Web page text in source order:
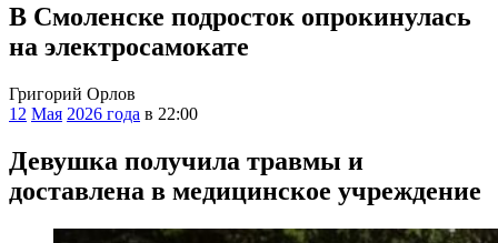
В Смоленске подросток опрокинулась
на электросамокате
Григорий Орлов
12 Мая 2026 года в 22:00
Девушка получила травмы и
доставлена в медицинское учреждение